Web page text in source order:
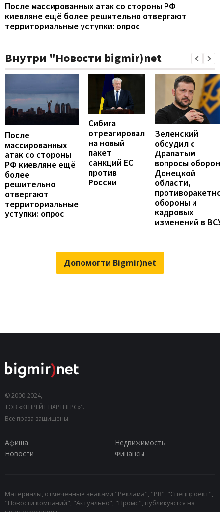
После массированных атак со стороны РФ
киевляне ещё более решительно отвергают
территориальные уступки: опрос
Внутри "Новости bigmir)net
После
массированных
атак со стороны
РФ киевляне ещё
более
решительно
отвергают
территориальные
уступки: опрос
Сибига
отреагировал
на новый
пакет
санкций ЕС
против
России
Зеленский
обсудил с
Драпатым
вопросы
Донецкой
области,
обороны и
кадровых
изменений в
Допомогти Bigmir)net
© 2000-2024,
ТОВ «КЕПРЕЙТ ПАРТНЕРС»".
Все права защищены.
Афиша
Недвижимость
Новости
Финансы
Материалы, отмеченные знаками "Реклама", "PR", "Спецпроект",
"Новости компаний", "Актуально", "Промо", публикуются на